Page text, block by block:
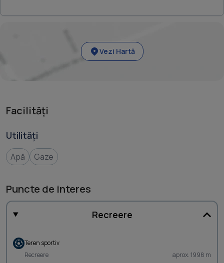
Vezi Hartă
Facilități
Utilități
Apă Gaze
Puncte de interes
Recreere
Teren sportiv
Recreere
aprox. 1998 m